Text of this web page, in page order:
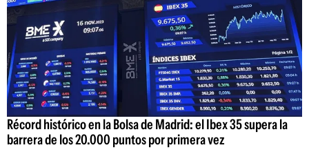
Récord histórico en la Bolsa de Madrid: el Ibex 35 supera la
barrera de los 20.000 puntos por primera vez